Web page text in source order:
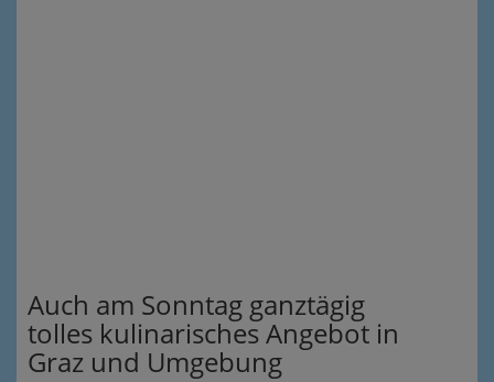
Auch am Sonntag ganztägig
tolles kulinarisches Angebot in
Graz und Umgebung